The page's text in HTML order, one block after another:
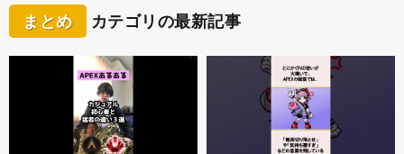
まとめ カテゴリの最新記事